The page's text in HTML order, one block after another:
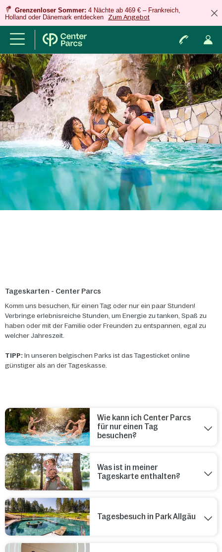
Grenzenloser Sommer: 4 Nächte ab 469 € – Frankreich,
Holland oder Dänemark entdecken
Zum Angebot
Tageskarten - Center Parcs
Komm uns besuchen, für einen Tag oder nur ein paar Stunden!
Verbringe erlebnisreiche Stunden, um Energie zu tanken, Spaß zu
haben oder mit der Familie oder Freunden zu entspannen, egal zu
welcher Jahreszeit.
TIPP: In unseren belgischen Parks ist das Tagesticket online
günstiger als an der Tageskasse.
Wie kann ich Center Parcs
für nur einen Tag
besuchen?
Was ist in meiner
Tageskarte enthalten?
Tagesbesuch in Park Allgäu